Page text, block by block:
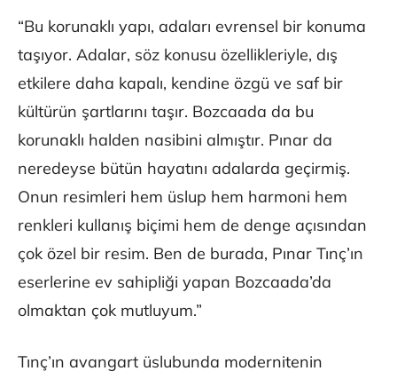
“Bu korunaklı yapı, adaları evrensel bir konuma
taşıyor. Adalar, söz konusu özellikleriyle, dış
etkilere daha kapalı, kendine özgü ve saf bir
kültürün şartlarını taşır. Bozcaada da bu
korunaklı halden nasibini almıştır. Pınar da
neredeyse bütün hayatını adalarda geçirmiş.
Onun resimleri hem üslup hem harmoni hem
renkleri kullanış biçimi hem de denge açısından
çok özel bir resim. Ben de burada, Pınar Tınç’ın
eserlerine ev sahipliği yapan Bozcaada’da
olmaktan çok mutluyum.”
Tınç’ın avangart üslubunda modernitenin